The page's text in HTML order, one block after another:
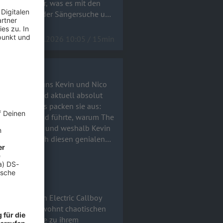
Studio war, was es mit den
bei der Sängersuche und
17.06.2026 10:05 / 15min
Jungs sind aktuell absolut
Talk-Modus packen sie aus:
Tanzneid führte, warum The
stand und weshalb Kevin
und echtem Rock 'n'
Im gewohnt chaotischen
Uke Bosse zu ihrem